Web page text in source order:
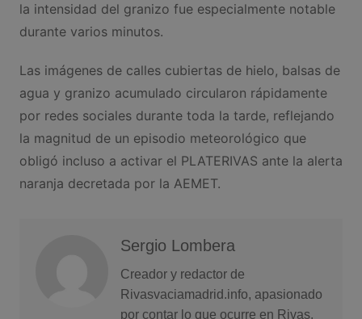
la intensidad del granizo fue especialmente notable
durante varios minutos.
Las imágenes de calles cubiertas de hielo, balsas de
agua y granizo acumulado circularon rápidamente
por redes sociales durante toda la tarde, reflejando
la magnitud de un episodio meteorológico que
obligó incluso a activar el PLATERIVAS ante la alerta
naranja decretada por la AEMET.
Sergio Lombera
Creador y redactor de
Rivasvaciamadrid.info, apasionado
por contar lo que ocurre en Rivas.